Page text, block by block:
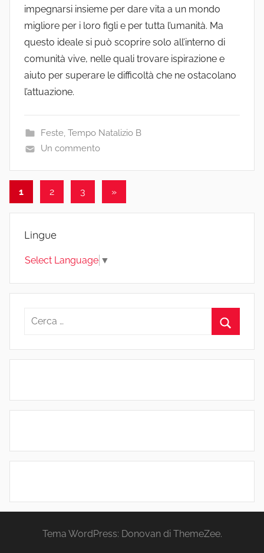
impegnarsi insieme per dare vita a un mondo
migliore per i loro figli e per tutta l’umanità. Ma
questo ideale si può scoprire solo all’interno di
comunità vive, nelle quali trovare ispirazione e
aiuto per superare le difficoltà che ne ostacolano
l’attuazione.
Feste, Tempo Natalizio B
Un commento
Paginazione
degli
articoli
1 2 3
Articolo
»
Lingue
Select Language ▼
Ricerca
Tema WordPress: Donovan di ThemeZee.